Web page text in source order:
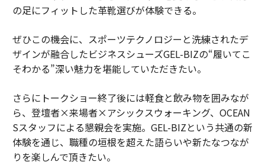
の足にフィットした革靴選びが体験できる。
ぜひこの機会に、スポーツテクノロジーと洗練されたデ
ザインが融合したビジネスシューズGEL-BIZの“履いてこ
そわかる”深い魅力を堪能していただきたい。
さらにトークショー終了後には軽食と飲み物を囲みなが
ら、登壇者×来場者×アシックスウォーキング、OCEAN
Sスタッフによる懇親会を実施。GEL-BIZという共通の新
体験を通じ、職種の垣根を超えた語らいや新たなつなが
りを楽しんで頂きたい。